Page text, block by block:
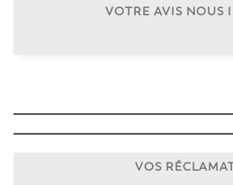
VOTRE AVIS NOUS
VOS